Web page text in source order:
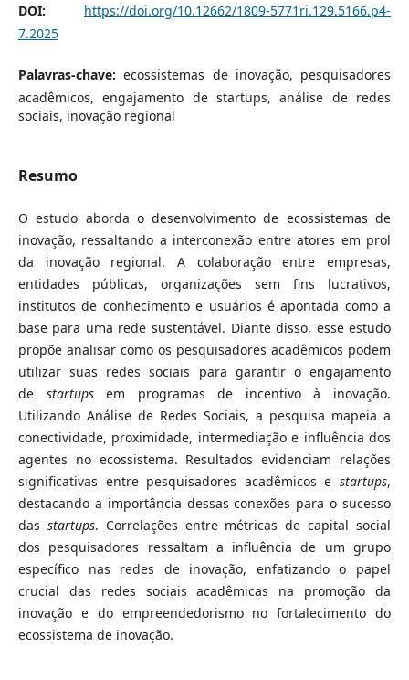
DOI: https://doi.org/10.12662/1809-5771ri.129.5166.p4-
7.2025
Palavras-chave:ecossistemas de inovação, pesquisadores
acadêmicos, engajamento de startups, análise de redes
sociais, inovação regional
Resumo
O estudo aborda o desenvolvimento de ecossistemas de
inovação, ressaltando a interconexão entre atores em prol
da inovação regional. A colaboração entre empresas,
entidades públicas, organizações sem fins lucrativos,
institutos de conhecimento e usuários é apontada como a
base para uma rede sustentável. Diante disso, esse estudo
propõe analisar como os pesquisadores acadêmicos podem
utilizar suas redes sociais para garantir o engajamento
de startupsem programas de incentivo à inovação.
Utilizando Análise de Redes Sociais, a pesquisa mapeia a
conectividade, proximidade, intermediação e influência dos
agentes no ecossistema. Resultados evidenciam relações
significativas entre pesquisadores acadêmicos estartups,
destacando a importância dessas conexões para o sucesso
das startups. Correlações entre métricas de capital social
dos pesquisadores ressaltam a influência de um grupo
específico nas redes de inovação, enfatizando o papel
crucial das redes sociais acadêmicas na promoção da
inovação e do empreendedorismo no fortalecimento do
ecossistema de inovação.